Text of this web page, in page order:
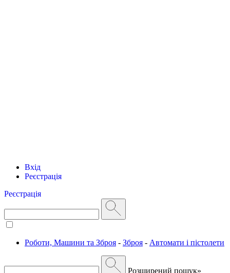
Вхід
Реєстрація
Реєстрація
Роботи, Машини та Зброя - Зброя - Автомати і пістолети
Розширений пошук»